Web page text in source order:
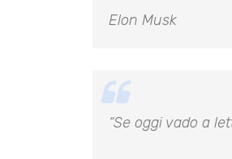
Elon Musk
“Se oggi vado a